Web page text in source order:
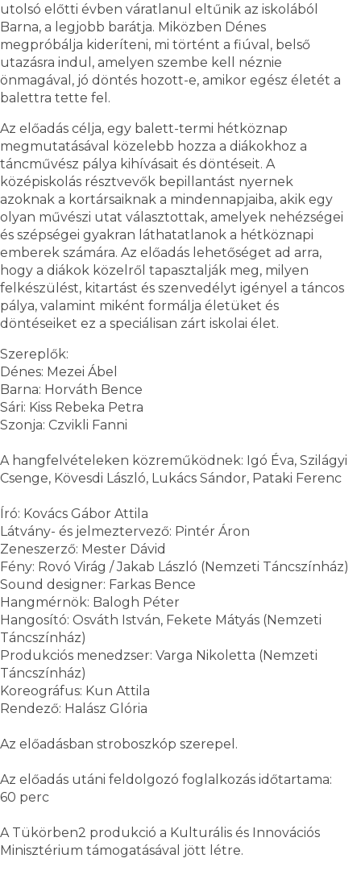
utolsó előtti évben váratlanul eltűnik az iskolából
Barna, a legjobb barátja. Miközben Dénes
megpróbálja kideríteni, mi történt a fiúval, belső
utazásra indul, amelyen szembe kell néznie
önmagával, jó döntés hozott-e, amikor egész életét a
balettra tette fel.
Az előadás célja, egy balett-termi hétköznap
megmutatásával közelebb hozza a diákokhoz a
táncművész pálya kihívásait és döntéseit. A
középiskolás résztvevők bepillantást nyernek
azoknak a kortársaiknak a mindennapjaiba, akik egy
olyan művészi utat választottak, amelyek nehézségei
és szépségei gyakran láthatatlanok a hétköznapi
emberek számára. Az előadás lehetőséget ad arra,
hogy a diákok közelről tapasztalják meg, milyen
felkészülést, kitartást és szenvedélyt igényel a táncos
pálya, valamint miként formálja életüket és
döntéseiket ez a speciálisan zárt iskolai élet.
Szereplők:
Dénes: Mezei Ábel
Barna: Horváth Bence
Sári: Kiss Rebeka Petra
Szonja: Czvikli Fanni
A hangfelvételeken közreműködnek: Igó Éva, Szilágyi
Csenge, Kövesdi László, Lukács Sándor, Pataki Ferenc
Író: Kovács Gábor Attila
Látvány- és jelmeztervező: Pintér Áron
Zeneszerző: Mester Dávid
Fény: Rovó Virág / Jakab László (Nemzeti Táncszínház)
Sound designer: Farkas Bence
Hangmérnök: Balogh Péter
Hangosító: Osváth István, Fekete Mátyás (Nemzeti
Táncszínház)
Produkciós menedzser: Varga Nikoletta (Nemzeti
Táncszínház)
Koreográfus: Kun Attila
Rendező: Halász Glória
Az előadásban stroboszkóp szerepel.
Az előadás utáni feldolgozó foglalkozás időtartama:
60 perc
A Tükörben2 produkció a Kulturális és Innovációs
Minisztérium támogatásával jött létre.